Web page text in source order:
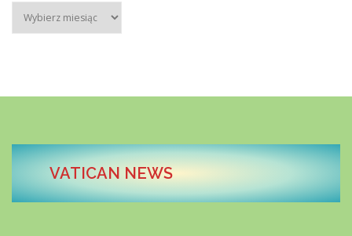
VATICAN NEWS